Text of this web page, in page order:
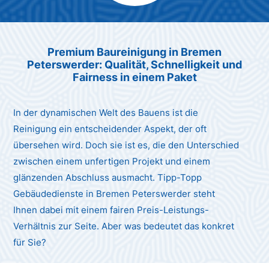
Max Mustermann
Premium Baureinigung in Bremen
Peterswerder: Qualität, Schnelligkeit und
Fairness in einem Paket
In der dynamischen Welt des Bauens ist die
Reinigung ein entscheidender Aspekt, der oft
übersehen wird. Doch sie ist es, die den Unterschied
zwischen einem unfertigen Projekt und einem
glänzenden Abschluss ausmacht. Tipp-Topp
Gebäudedienste in Bremen Peterswerder steht
Ihnen dabei mit einem fairen Preis-Leistungs-
Verhältnis zur Seite. Aber was bedeutet das konkret
für Sie?